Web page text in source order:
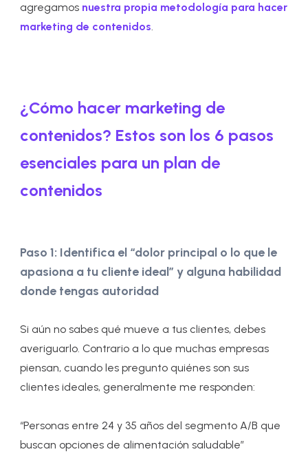
agregamos nuestra propia metodología para hacer
marketing de contenidos.
¿Cómo hacer marketing de
contenidos? Estos son los 6 pasos
esenciales para un plan de
contenidos
Paso 1: Identifica el “dolor principal o lo que le
apasiona a tu cliente ideal” y alguna habilidad
donde tengas autoridad
Si aún no sabes qué mueve a tus clientes, debes
averiguarlo. Contrario a lo que muchas empresas
piensan, cuando les pregunto quiénes son sus
clientes ideales, generalmente me responden:
“Personas entre 24 y 35 años del segmento A/B que
buscan opciones de alimentación saludable”